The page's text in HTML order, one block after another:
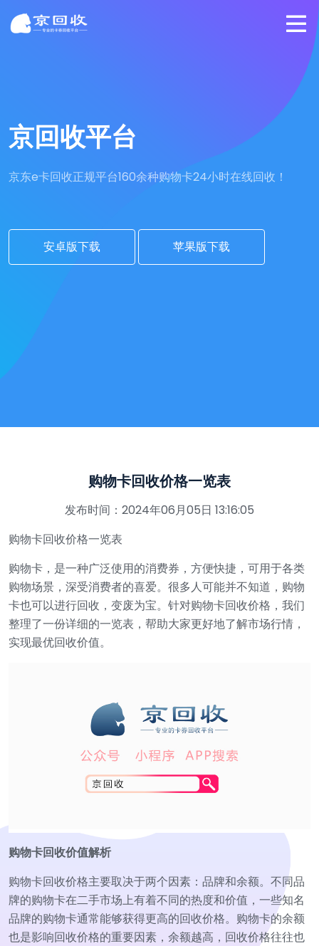
京回收平台
京东e卡回收正规平台160余种购物卡24小时在线回收！
安卓版下载 苹果版下载
购物卡回收价格一览表
发布时间：2024年06月05日 13:16:05
购物卡回收价格一览表
购物卡，是一种广泛使用的消费券，方便快捷，可用于各类
购物场景，深受消费者的喜爱。很多人可能并不知道，购物
卡也可以进行回收，变废为宝。针对购物卡回收价格，我们
整理了一份详细的一览表，帮助大家更好地了解市场行情，
实现最优回收价值。
购物卡回收价值解析
购物卡回收价格主要取决于两个因素：品牌和余额。不同品
牌的购物卡在二手市场上有着不同的热度和价值，一些知名
品牌的购物卡通常能够获得更高的回收价格。购物卡的余额
也是影响回收价格的重要因素，余额越高，回收价格往往也